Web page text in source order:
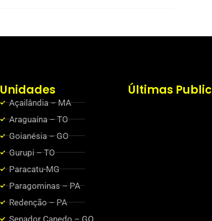
Unidades
Açailândia – MA
Araguaína – TO
Goianésia – GO
Gurupi – TO
Paracatu-MG
Paragominas – PA
Redenção – PA
Senador Canedo – GO
Últimas